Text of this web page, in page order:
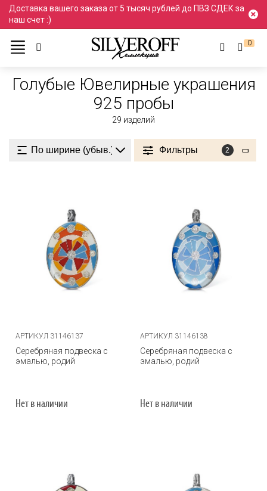
Доставка вашего заказа от 5 тысяч рублей до ПВЗ СДЕК за
наш счет :)
0
Ювелирные украшения
Голубой 925 пробы
Голубые Ювелирные украшения
925 пробы
29 изделий
Фильтры 2
АРТИКУЛ 31146137
Серебряная подвеска с
эмалью, родий
Нет в наличии
АРТИКУЛ 31146138
Серебряная подвеска с
эмалью, родий
Нет в наличии